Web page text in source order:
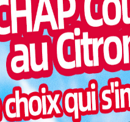
l’hygiène publique,
période
garde contre les